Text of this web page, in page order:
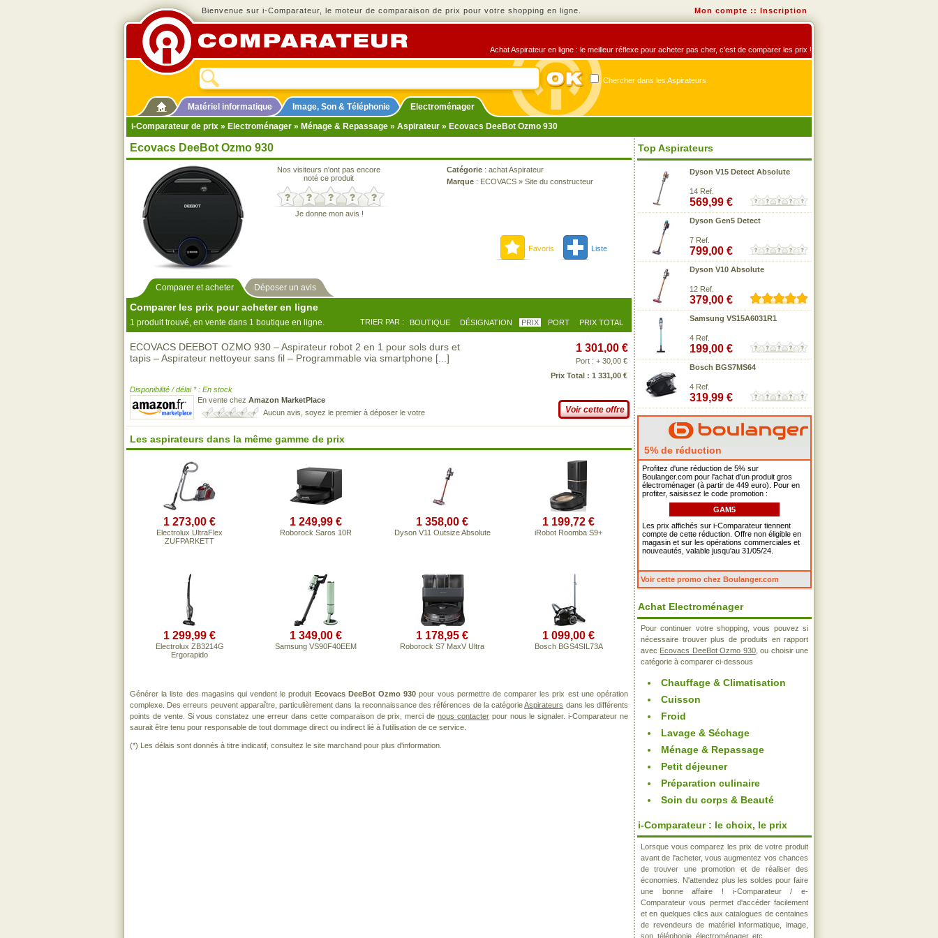
Bienvenue sur i-Comparateur, le moteur de comparaison de prix pour votre shopping en ligne. Mon compte :: Inscription
Achat Aspirateur en ligne : le meilleur réflexe pour acheter pas cher, c'est de comparer les prix !
Chercher dans les Aspirateurs
Matériel informatique Image, Son & Téléphonie
Electroménager
i-Comparateur de prix » Electroménager » Ménage & Repassage » Aspirateur » Ecovacs DeeBot Ozmo 930
Ecovacs DeeBot Ozmo 930
Nos visiteurs n'ont pas encore
noté ce produit
Je donne mon avis !
Catégorie : achat Aspirateur
Marque : ECOVACS » Site du constructeur
Favoris Liste
Comparer et acheter Déposer un avis
Comparer les prix pour acheter en ligne
1 produit trouvé, en vente dans 1 boutique en ligne. TRIER PAR : BOUTIQUE DÉSIGNATION PRIX PORT PRIX TOTAL
ECOVACS DEEBOT OZMO 930 – Aspirateur robot 2 en 1 pour sols durs et
tapis – Aspirateur nettoyeur sans fil – Programmable via smartphone [...]
Disponibilité / délai * : En stock
En vente chez Amazon MarketPlace
Aucun avis, soyez le premier à déposer le votre
1 301,00 €
Port : + 30,00 €
Prix Total : 1 331,00 €
Voir cette offre
Les aspirateurs dans la même gamme de prix
1 273,00 €
Electrolux UltraFlex
ZUFPARKETT
1 249,99 €
Roborock Saros 10R
1 358,00 €
Dyson V11 Outsize Absolute
1 199,72 €
iRobot Roomba S9+
1 299,99 €
Electrolux ZB3214G
Ergorapido
1 349,00 €
Samsung VS90F40EEM
1 178,95 €
Roborock S7 MaxV Ultra
1 099,00 €
Bosch BGS4SIL73A
Générer la liste des magasins qui vendent le produit Ecovacs DeeBot Ozmo 930 pour vous permettre de comparer les prix est une opération
complexe. Des erreurs peuvent apparaître, particulièrement dans la reconnaissance des références de la catégorieAspirateurs dans les différents
points de vente. Si vous constatez une erreur dans cette comparaison de prix, merci de nous contacterpour nous le signaler. i-Comparateur ne
saurait être tenu pour responsable de tout dommage direct ou indirect lié à l'utilisation de ce service.
(*) Les délais sont donnés à titre indicatif, consultez le site marchand pour plus d'information.
Top Aspirateurs
Dyson V15 Detect Absolute
14 Ref.
569,99 €
Dyson Gen5 Detect
7 Ref.
799,00 €
Dyson V10 Absolute
12 Ref.
379,00 €
Samsung VS15A6031R1
4 Ref.
199,00 €
Bosch BGS7MS64
4 Ref.
319,99 €
5% de réduction
Profitez d'une réduction de 5% sur
Boulanger.com pour l'achat d'un produit gros
électroménager (à partir de 449 euro). Pour en
profiter, saisissez le code promotion :
GAM5
Les prix affichés sur i-Comparateur tiennent
compte de cette réduction. Offre non éligible en
magasin et sur les opérations commerciales et
nouveautés, valable jusqu'au 31/05/24.
Voir cette promo chez Boulanger.com
Achat Electroménager
Pour continuer votre shopping, vous pouvez si
nécessaire trouver plus de produits en rapport
avec Ecovacs DeeBot Ozmo 930, ou choisir une
catégorie à comparer ci-dessous
Chauffage & Climatisation
Cuisson
Froid
Lavage & Séchage
Ménage & Repassage
Petit déjeuner
Préparation culinaire
Soin du corps & Beauté
i-Comparateur : le choix, le prix
Lorsque vous comparez les prix de votre produit
avant de l'acheter, vous augmentez vos chances
de trouver une promotion et de réaliser des
économies. N'attendez plus les soldes pour faire
une bonne affaire ! i-Comparateur / e-
Comparateur vous permet d'accéder facilement
et en quelques clics aux catalogues de centaines
de revendeurs de matériel informatique, image,
son, téléphonie, électroménager, etc..